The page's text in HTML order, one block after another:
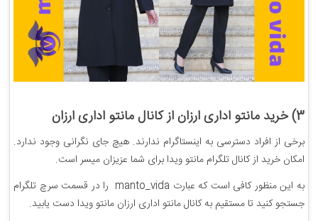
3) خرید مانتو اداری ارزان از کانال مانتو اداری ارزان
برخی از افراد دسترسی به اینستاگرام ندارند. هیچ جای نگرانی وجود ندارد.
امکان خرید از کانال تلگرام مانتو ویدا برای شما عزیزان میسر است.
به این منظور کافی است که عبارت manto_vida را در قسمت سرچ تلگرام
جستجو کنید تا مستقیم به کانال مانتو اداری ارزان مانتو ویدا دست یابید.